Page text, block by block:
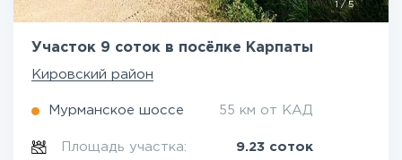
1/5
Участок 9 соток в посёлке Карпаты
Кировский район
Мурманское шоссе 55 км от КАД
Площадь участка: 9.23 соток